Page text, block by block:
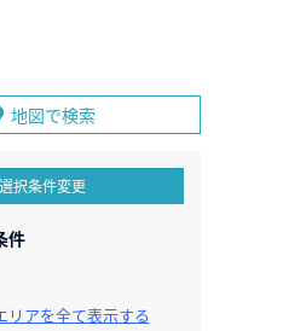
地図で検索
選択条件変更
件
リアを全て表示する